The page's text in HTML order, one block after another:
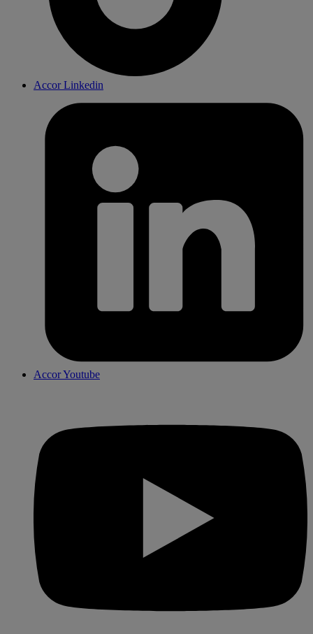
Accor Linkedin
Accor Youtube